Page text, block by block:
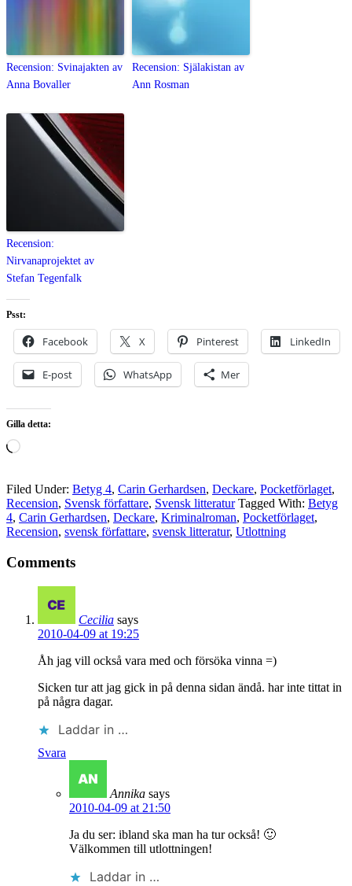
Recension: Svinajakten av
Anna Bovaller
Recension: Själakistan av
Ann Rosman
Recension:
Nirvanaprojektet av
Stefan Tegenfalk
Psst:
Facebook X Pinterest LinkedIn
E-post WhatsApp Mer
Gilla detta:
Laddar
Filed Under: Betyg 4, Carin Gerhardsen, Deckare, Pocketförlaget,
Recension, Svensk författare, Svensk litteratur Tagged With: Betyg
4, Carin Gerhardsen, Deckare, Kriminalroman, Pocketförlaget,
Recension, svensk författare, svensk litteratur, Utlottning
Comments
Cecilia says
2010-04-09 at 19:25
Åh jag vill också vara med och försöka vinna =)
Sicken tur att jag gick in på denna sidan ändå. har inte tittat in
på några dagar.
Laddar in …
Svara
Annika says
2010-04-09 at 21:50
Ja du ser: ibland ska man ha tur också! 🙂
Välkommen till utlottningen!
Laddar in …